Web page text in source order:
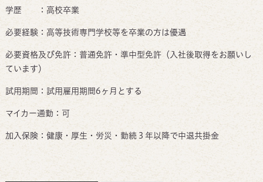
学歴 ：高校卒業
必要経験：高等技術専門学校等を卒業の方は優遇
必要資格及び免許：普通免許・準中型免許（入社後取得をお願いし
ています）
試用期間：試用雇用期間6ヶ月とする
マイカー通勤：可
加入保険：健康・厚生・労災・勤続３年以降で中退共掛金